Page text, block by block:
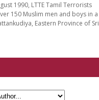
1990, LTTE Tamil Terrorists
150 Muslim men and boys in a
Eastern Province of Sri